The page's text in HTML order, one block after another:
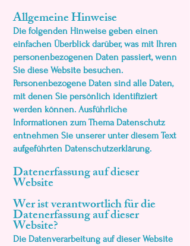
Allgemeine Hinweise
Die folgenden Hinweise geben einen
einfachen Überblick darüber, was mit Ihren
personenbezogenen Daten passiert, wenn
Sie diese Website besuchen.
Personenbezogene Daten sind alle Daten,
mit denen Sie persönlich identifiziert
werden können. Ausführliche
Informationen zum Thema Datenschutz
entnehmen Sie unserer unter diesem Text
aufgeführten Datenschutzerklärung.
Datenerfassung auf dieser
Website
Wer ist verantwortlich für die
Datenerfassung auf dieser
Website?
Die Datenverarbeitung auf dieser Website